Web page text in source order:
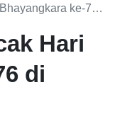
ke-76 di Semarang
Hari
di